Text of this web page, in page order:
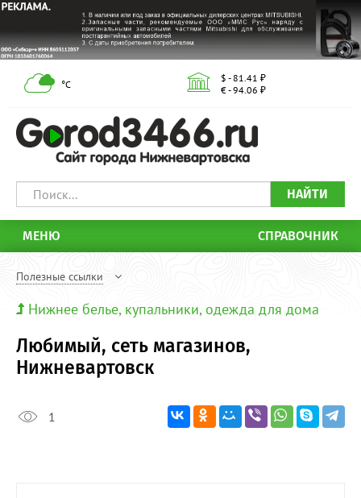
°С
$ - 81.41 ₽
€ - 94.06 ₽
НАЙТИ
МЕНЮ СПРАВОЧНИК
Полезные ссылки
Нижнее белье, купальники, одежда для дома
Любимый, сеть магазинов,
Нижневартовск
1